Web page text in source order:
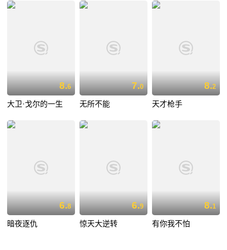
8.6
大卫·戈尔的一生
7.0
无所不能
8.2
天才枪手
6.8
暗夜逐仇
6.9
惊天大逆转
8.1
有你我不怕